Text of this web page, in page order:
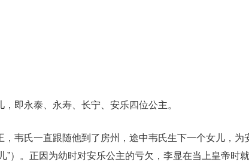
即永泰、永寿、长宁、安乐四位公主。
韦氏一直跟随他到了房州，途中韦氏生下一个女儿，为
）。正因为幼时对安乐公主的亏欠，李显在当上皇帝时就